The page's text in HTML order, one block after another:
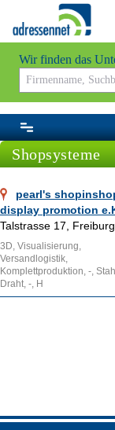
Wir finden das
Shopsysteme
pearl's
display promotion
Talstrasse 17, Freiburg
3D, Visualisierung,
Versandlogistik,
Komplettproduktion, -,
Draht, -, H